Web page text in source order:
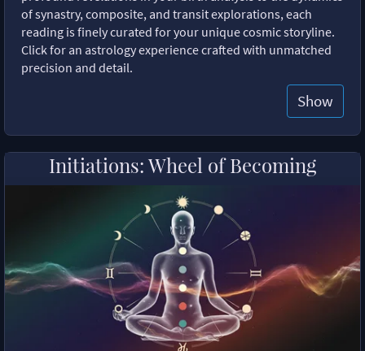
of synastry, composite, and transit explorations, each
reading is finely curated for your unique cosmic storyline.
Click for an astrology experience crafted with unmatched
precision and detail.
Show
Initiations: Wheel of Becoming